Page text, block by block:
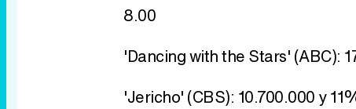
8.00
'Dancing with the Stars' (ABC):
'Jericho' (CBS): 10.700.000 y